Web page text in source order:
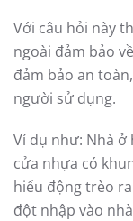
Với câu hỏi này
ngoài đảm bảo
đảm bảo an
người sử dụng.
Ví dụ như: Nhà ở
cửa nhựa có
hiếu động trèo
đột nhập vào